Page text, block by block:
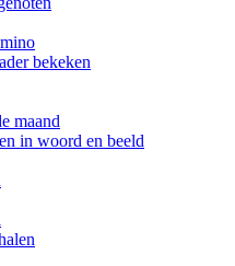
bekeken
maand
in woord en beeld